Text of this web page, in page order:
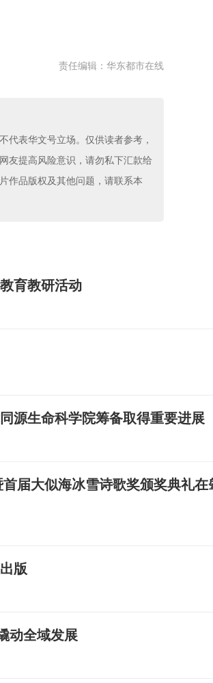
责任编辑：华东都市在线
代表华文号立场。仅供读者参考，
友提高风险意识，请勿私下汇款给
作品版权及其他问题，请联系本
育教研活动
源生命科学院筹备取得重要进展
届大似海冰雪诗歌奖颁奖典礼在
版
动全域发展